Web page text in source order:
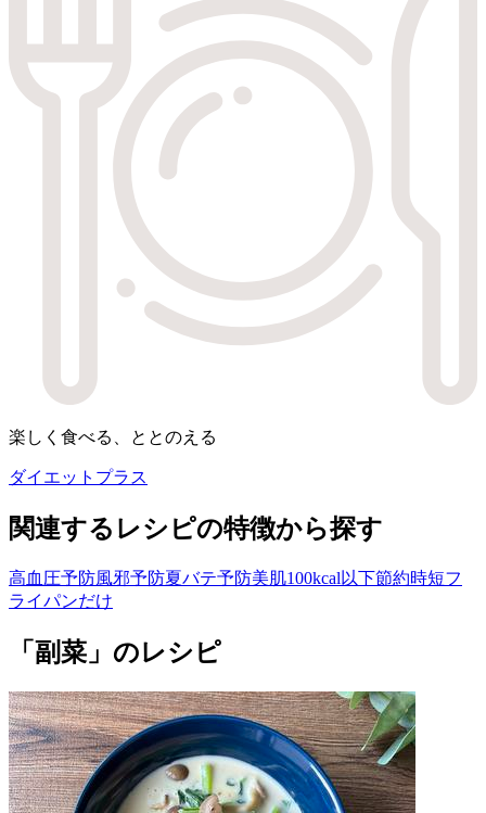
楽しく食べる、ととのえる
ダイエットプラス
関連するレシピの特徴から探す
高血圧予防風邪予防夏バテ予防美肌100kcal以下節約時短フ
ライパンだけ
「副菜」のレシピ